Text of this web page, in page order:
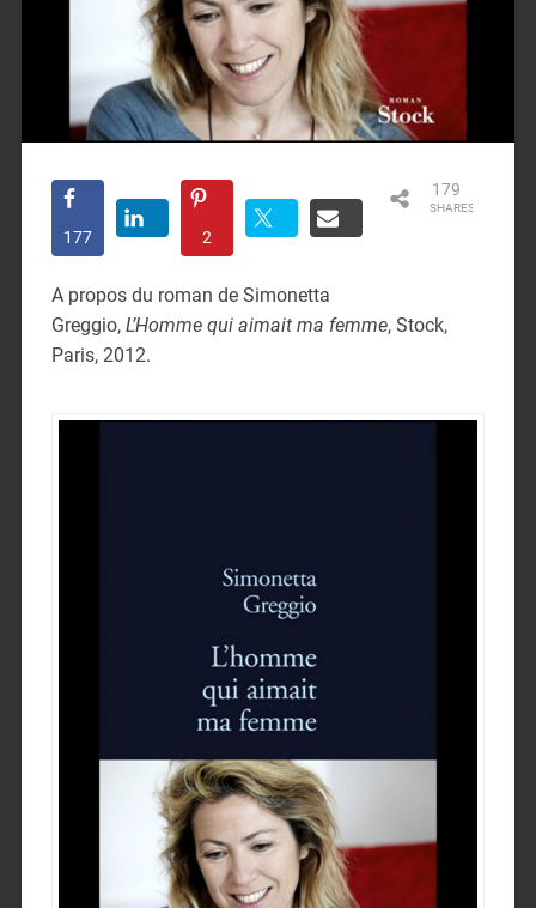
SHARES
179
177 2
A propos du roman de Simonetta
Greggio, L’Homme qui aimait ma femme, Stock,
Paris, 2012.